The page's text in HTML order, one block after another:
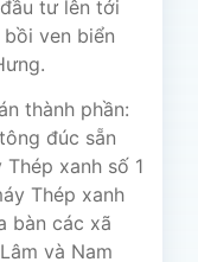
tư lên tới
ven biển
thành phần:
đúc sẵn
xanh số 1
Thép xanh
bàn các xã
và Nam